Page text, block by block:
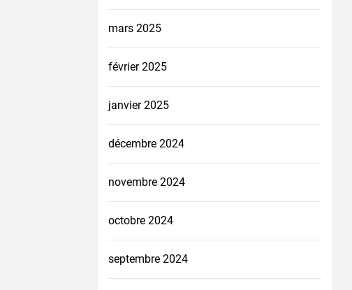
mars 2025
février 2025
janvier 2025
décembre 2024
novembre 2024
octobre 2024
septembre 2024